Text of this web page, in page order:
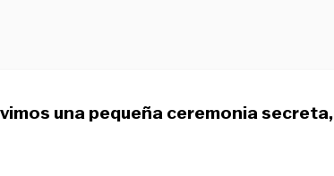
una pequeña ceremonia secreta,